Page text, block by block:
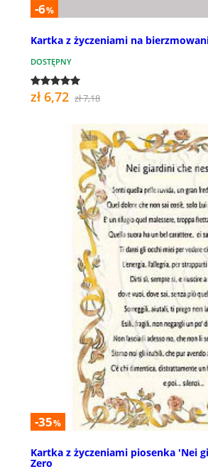
-6%
Kartka z życzeniami na
DOSTĘPNY
zł 6,72 zł 7,18
-35%
Kartka z życzeniami piosenka 'Nei
Zero